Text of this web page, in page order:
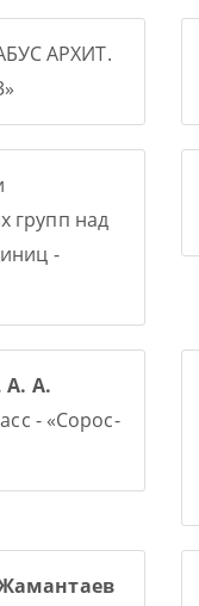
АРХИТ.
групп над
-
А. А.
- «Сорос-